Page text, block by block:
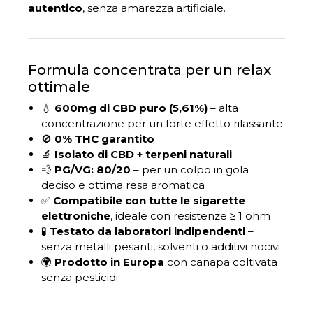
autentico, senza amarezza artificiale.
Formula concentrata per un relax
ottimale
💧 600mg di CBD puro (5,61%)– alta
concentrazione per un forte effetto rilassante
🚫 0% THC garantito
🔬 Isolato di CBD + terpeni naturali
💨 PG/VG: 80/20 – per un colpo in gola
deciso e ottima resa aromatica
✅ Compatibile con tutte le sigarette
elettroniche, ideale con resistenze ≥ 1 ohm
🧪 Testato da laboratori indipendenti–
senza metalli pesanti, solventi o additivi nocivi
🌍 Prodotto in Europa con canapa coltivata
senza pesticidi